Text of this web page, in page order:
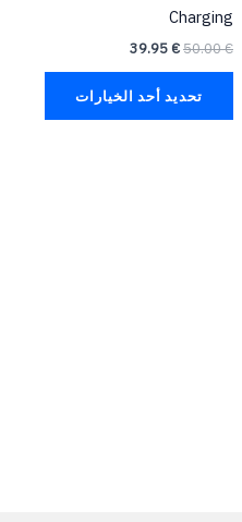
Charging
50.00€
39.95€
تحديد أحد الخيارات
يمكن